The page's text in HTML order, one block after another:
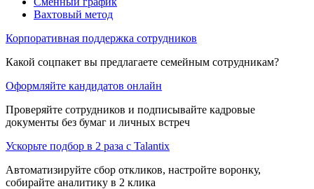
Вахтовый метод
Корпоративная поддержка сотрудников
Какой соцпакет вы предлагаете семейным сотрудникам?
Оформляйте кандидатов онлайн
Проверяйте сотрудников и подписывайте кадровые
документы без бумаг и личных встреч
Ускорьте подбор в 2 раза с Talantix
Автоматизируйте сбор откликов, настройте воронку,
собирайте аналитику в 2 клика